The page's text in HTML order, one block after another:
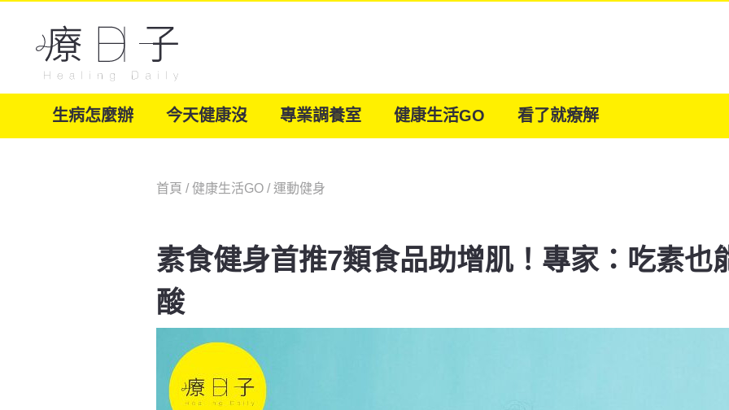
生病怎麼辦 今天健康沒 專業調養室 健康生活GO 看了就療解
首頁 /健康生活GO /運動健身
素食健身首推7類食品助增肌！專家：吃素也
酸